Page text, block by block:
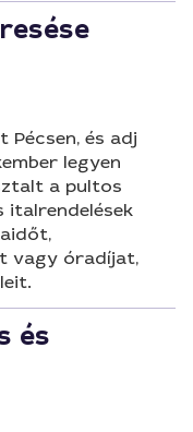
Pécsen, és adj
legyen
a pultos
italrendelések
vagy óradíjat,
és